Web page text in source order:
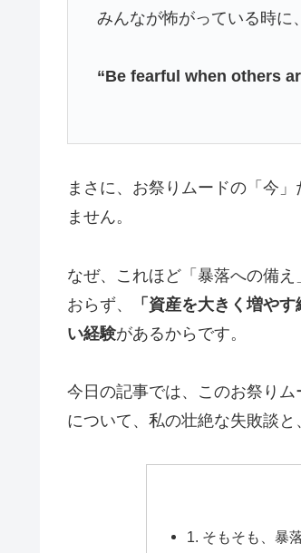
みんなが怖がっている時に
“Be fearful when others
まさに、お祭りムードの「今
ません。
なぜ、これほど「暴落への備
おらず、
「資産を大きく増や
い経験があるからです。
今日の記事では、このお祭り
について、私の壮絶な失敗談と
1. そもそも、暴